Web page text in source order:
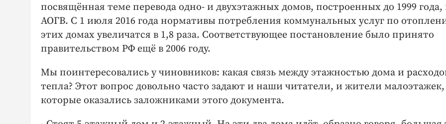
посвящённая теме перевода одно- и двухэтажных домов, построенных до 1999 года,
АОГВ. С 1 июля 2016 года нормативы потребления коммунальных услуг по
этих домах увеличатся в 1,8 раза. Соответствующее постановление было принято
правительством РФ ещё в 2006 году.
Мы поинтересовались у чиновников: какая связь между этажностью дома и
тепла? Этот вопрос довольно часто задают и наши читатели, и жители малоэтажек,
которые оказались заложниками этого документа.